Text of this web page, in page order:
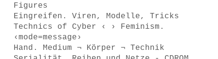
Figures
Eingreifen. Viren, Modelle, Tricks
Technics of Cyber ‹ › Feminism.
‹mode=message›
Hand. Medium ¬ Körper ¬ Technik